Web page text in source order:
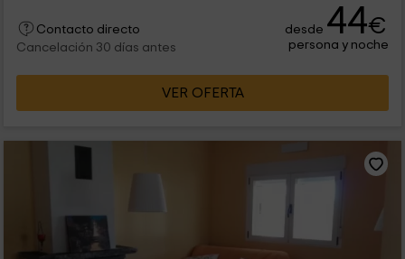
Contacto directo
Cancelación 30 días antes
desde 44€
persona y noche
VER OFERTA